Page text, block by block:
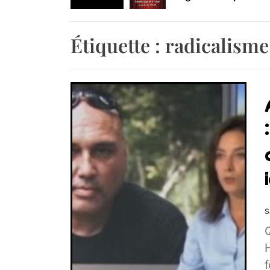
Retrouvez-nous au
Étiquette : radicalisme